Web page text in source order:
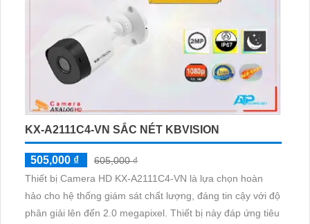
KX-A2111C4-VN SẮC NÉT KBVISION
505,000 ₫
605,000 ₫
Thiết bị Camera HD KX-A2111C4-VN là lựa chọn hoàn
hảo cho hệ thống giám sát chất lượng, đáng tin cậy với độ
phân giải lên đến 2.0 megapixel. Thiết bị này đáp ứng tiêu